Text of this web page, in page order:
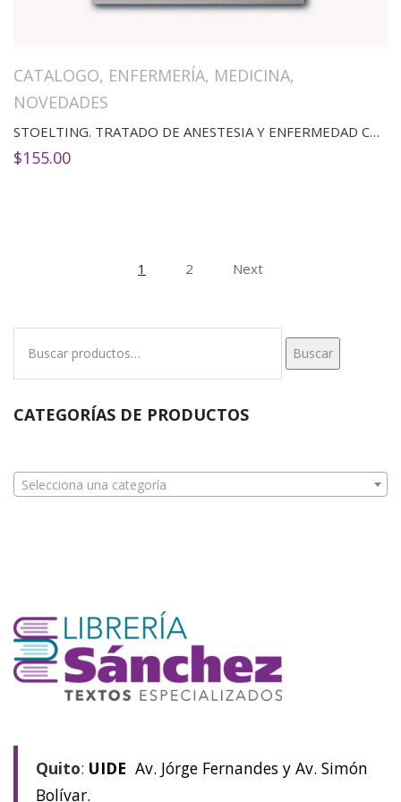
CATALOGO, ENFERMERÍA, MEDICINA,
NOVEDADES
STOELTING. TRATADO DE ANESTESIA Y ENFERMEDAD COEXISTENTE 3 VOL.
$155.00
1 2 Next
Buscar
CATEGORÍAS DE PRODUCTOS
Selecciona una categoría
Quito: UIDE Av. Jórge Fernandes y Av. Simón
Bolívar.